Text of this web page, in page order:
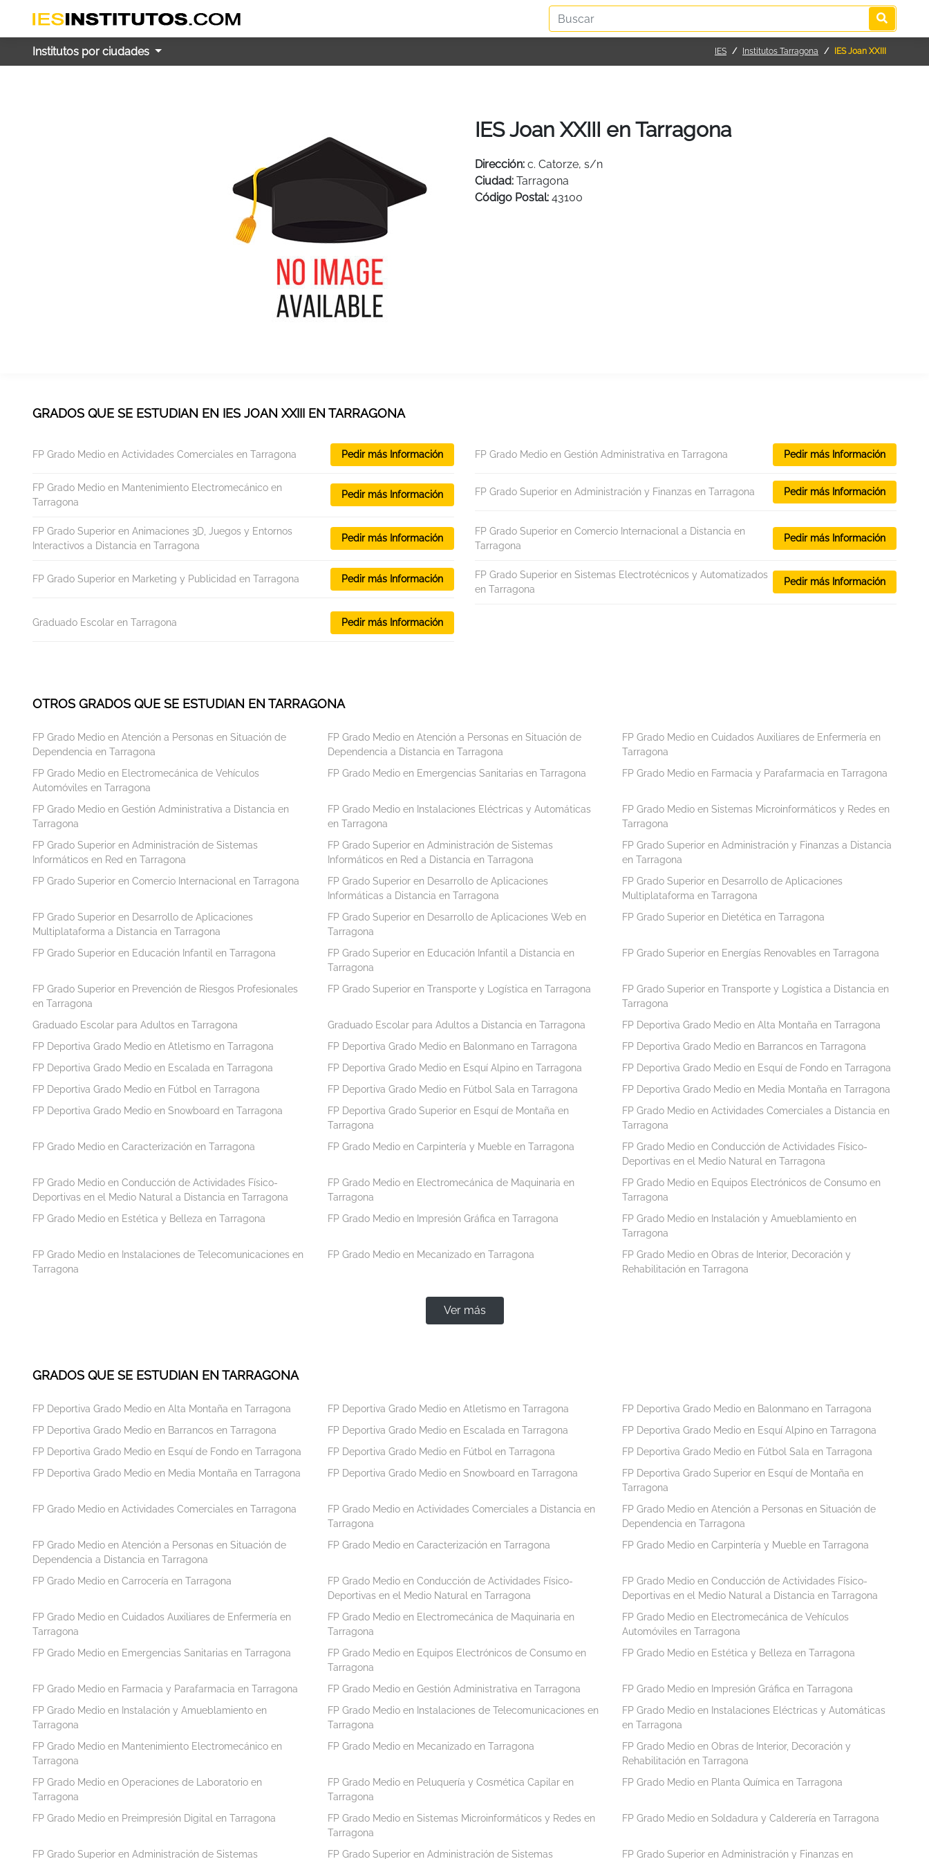
Institutos por ciudades IES Institutos Tarragona IES Joan XXIII
IES Joan XXIII en Tarragona
Dirección: c. Catorze, s/n
Ciudad: Tarragona
Código Postal: 43100
GRADOS QUE SE ESTUDIAN EN IES JOAN XXIII EN TARRAGONA
FP Grado Medio en Actividades Comerciales en Tarragona Pedir más Información FP Grado Medio en Gestión Administrativa en Tarragona Pedir más Información
FP Grado Medio en Mantenimiento Electromecánico en
Tarragona
Pedir más Información FP Grado Superior en Administración y Finanzas en Tarragona Pedir más Información
FP Grado Superior en Animaciones 3D, Juegos y Entornos
Interactivos a Distancia en Tarragona
Pedir más Información
FP Grado Superior en Comercio Internacional a Distancia en
Tarragona
Pedir más Información
FP Grado Superior en Marketing y Publicidad en Tarragona Pedir más Información
FP Grado Superior en Sistemas Electrotécnicos y Automatizados
en Tarragona
Pedir más Información
Graduado Escolar en Tarragona Pedir más Información
OTROS GRADOS QUE SE ESTUDIAN EN TARRAGONA
FP Grado Medio en Atención a Personas en Situación de
Dependencia en Tarragona
FP Grado Medio en Atención a Personas en Situación de
Dependencia a Distancia en Tarragona
FP Grado Medio en Cuidados Auxiliares de Enfermería en
Tarragona
FP Grado Medio en Electromecánica de Vehículos
Automóviles en Tarragona
FP Grado Medio en Emergencias Sanitarias en Tarragona FP Grado Medio en Farmacia y Parafarmacia en Tarragona
FP Grado Medio en Gestión Administrativa a Distancia en
Tarragona
FP Grado Medio en Instalaciones Eléctricas y Automáticas
en Tarragona
FP Grado Medio en Sistemas Microinformáticos y Redes en
Tarragona
FP Grado Superior en Administración de Sistemas
Informáticos en Red en Tarragona
FP Grado Superior en Administración de Sistemas
Informáticos en Red a Distancia en Tarragona
FP Grado Superior en Administración y Finanzas a Distancia
en Tarragona
FP Grado Superior en Comercio Internacional en Tarragona
FP Grado Superior en Desarrollo de Aplicaciones
Informáticas a Distancia en Tarragona
FP Grado Superior en Desarrollo de Aplicaciones
Multiplataforma en Tarragona
FP Grado Superior en Desarrollo de Aplicaciones
Multiplataforma a Distancia en Tarragona
FP Grado Superior en Desarrollo de Aplicaciones Web en
Tarragona
FP Grado Superior en Dietética en Tarragona
FP Grado Superior en Educación Infantil en Tarragona
FP Grado Superior en Educación Infantil a Distancia en
Tarragona
FP Grado Superior en Energías Renovables en Tarragona
FP Grado Superior en Prevención de Riesgos Profesionales
en Tarragona
FP Grado Superior en Transporte y Logística en Tarragona
FP Grado Superior en Transporte y Logística a Distancia en
Tarragona
Graduado Escolar para Adultos en Tarragona
Graduado Escolar para Adultos a Distancia en Tarragona
FP Deportiva Grado Medio en Alta Montaña en Tarragona
FP Deportiva Grado Medio en Atletismo en Tarragona
FP Deportiva Grado Medio en Balonmano en Tarragona
FP Deportiva Grado Medio en Barrancos en Tarragona
FP Deportiva Grado Medio en Escalada en Tarragona
FP Deportiva Grado Medio en Esquí Alpino en Tarragona
FP Deportiva Grado Medio en Esquí de Fondo en Tarragona
FP Deportiva Grado Medio en Fútbol en Tarragona
FP Deportiva Grado Medio en Fútbol Sala en Tarragona
FP Deportiva Grado Medio en Media Montaña en Tarragona
FP Deportiva Grado Medio en Snowboard en Tarragona
FP Deportiva Grado Superior en Esquí de Montaña en
Tarragona
FP Grado Medio en Actividades Comerciales a Distancia en
Tarragona
FP Grado Medio en Caracterización en Tarragona
FP Grado Medio en Carpintería y Mueble en Tarragona
FP Grado Medio en Conducción de Actividades Físico-
Deportivas en el Medio Natural en Tarragona
FP Grado Medio en Conducción de Actividades Físico-
Deportivas en el Medio Natural a Distancia en Tarragona
FP Grado Medio en Electromecánica de Maquinaria en
Tarragona
FP Grado Medio en Equipos Electrónicos de Consumo en
Tarragona
FP Grado Medio en Estética y Belleza en Tarragona
FP Grado Medio en Impresión Gráfica en Tarragona
FP Grado Medio en Instalación y Amueblamiento en
Tarragona
FP Grado Medio en Instalaciones de Telecomunicaciones en
Tarragona
FP Grado Medio en Mecanizado en Tarragona
FP Grado Medio en Obras de Interior, Decoración y
Rehabilitación en Tarragona
Ver más
GRADOS QUE SE ESTUDIAN EN TARRAGONA
FP Deportiva Grado Medio en Alta Montaña en Tarragona FP Deportiva Grado Medio en Atletismo en Tarragona
FP Deportiva Grado Medio en Balonmano en Tarragona
FP Deportiva Grado Medio en Barrancos en Tarragona
FP Deportiva Grado Medio en Escalada en Tarragona
FP Deportiva Grado Medio en Esquí Alpino en Tarragona
FP Deportiva Grado Medio en Esquí de Fondo en Tarragona
FP Deportiva Grado Medio en Fútbol en Tarragona
FP Deportiva Grado Medio en Fútbol Sala en Tarragona
FP Deportiva Grado Medio en Media Montaña en Tarragona
FP Deportiva Grado Medio en Snowboard en Tarragona
FP Deportiva Grado Superior en Esquí de Montaña en
Tarragona
FP Grado Medio en Actividades Comerciales en Tarragona
FP Grado Medio en Actividades Comerciales a Distancia en
Tarragona
FP Grado Medio en Atención a Personas en Situación de
Dependencia en Tarragona
FP Grado Medio en Atención a Personas en Situación de
Dependencia a Distancia en Tarragona
FP Grado Medio en Caracterización en Tarragona FP Grado Medio en Carpintería y Mueble en Tarragona
FP Grado Medio en Carrocería en Tarragona
FP Grado Medio en Conducción de Actividades Físico-
Deportivas en el Medio Natural en Tarragona
FP Grado Medio en Conducción de Actividades Físico-
Deportivas en el Medio Natural a Distancia en Tarragona
FP Grado Medio en Cuidados Auxiliares de Enfermería en
Tarragona
FP Grado Medio en Electromecánica de Maquinaria en
Tarragona
FP Grado Medio en Electromecánica de Vehículos
Automóviles en Tarragona
FP Grado Medio en Emergencias Sanitarias en Tarragona
FP Grado Medio en Equipos Electrónicos de Consumo en
Tarragona
FP Grado Medio en Estética y Belleza en Tarragona
FP Grado Medio en Farmacia y Parafarmacia en Tarragona FP Grado Medio en Gestión Administrativa en Tarragona
FP Grado Medio en Impresión Gráfica en Tarragona
FP Grado Medio en Instalación y Amueblamiento en
Tarragona
FP Grado Medio en Instalaciones de Telecomunicaciones en
Tarragona
FP Grado Medio en Instalaciones Eléctricas y Automáticas
en Tarragona
FP Grado Medio en Mantenimiento Electromecánico en
Tarragona
FP Grado Medio en Mecanizado en Tarragona
FP Grado Medio en Obras de Interior, Decoración y
Rehabilitación en Tarragona
FP Grado Medio en Operaciones de Laboratorio en
Tarragona
FP Grado Medio en Peluquería y Cosmética Capilar en
Tarragona
FP Grado Medio en Planta Química en Tarragona
FP Grado Medio en Preimpresión Digital en Tarragona
FP Grado Medio en Sistemas Microinformáticos y Redes en
Tarragona
FP Grado Medio en Soldadura y Calderería en Tarragona
FP Grado Superior en Administración de Sistemas FP Grado Superior en Administración de Sistemas FP Grado Superior en Administración y Finanzas en